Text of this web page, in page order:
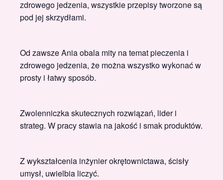
zdrowego jedzenia, wszystkie przepisy tworzone są
pod jej skrzydłami.
Od zawsze Ania obala mity na temat pieczenia i
zdrowego jedzenia, że można wszystko wykonać w
prosty i łatwy sposób.
Zwolenniczka skutecznych rozwiązań, lider i
strateg. W pracy stawia na jakość i smak produktów.
Z wykształcenia inżynier okrętownictawa, ścisły
umysł, uwielbia liczyć.